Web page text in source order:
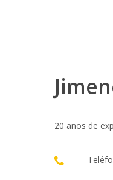
20 años de